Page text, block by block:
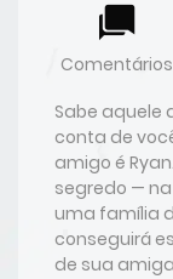
Comentários
Sabe aquele
conta de
amigo é
segredo —
uma família
conseguirá
de sua